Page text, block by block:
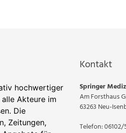
hochwertiger
Akteure im
Die
Zeitungen,
Kontakt
Springer
Am Forsthaus
63263 Neu-
Telefon: 06102/